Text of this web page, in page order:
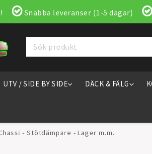
Snabba leveranser (1-5 dagar)
UTV / SIDE BY SIDE DÄCK & FÄLG
- Stötdämpare - Lager m.m.